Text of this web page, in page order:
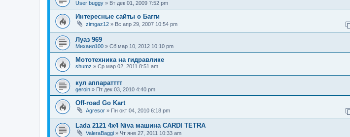
User buggy » Вт дек 01, 2009 7:52 pm
Интересные сайты о Багги
zimgaz12 » Вс апр 29, 2007 10:54 pm
Луаз 969
Михаил100 » Сб мар 10, 2012 10:10 pm
Мототехника на гидравлике
shumz » Ср мар 02, 2011 8:51 am
кул аппаратттт
geroin » Пт дек 03, 2010 4:40 pm
Off-road Go Kart
Agresor » Пн окт 04, 2010 6:18 pm
Lada 2121 4x4 Niva машина CARDI TETRA
ValeraBaggi » Чт янв 27, 2011 10:33 am